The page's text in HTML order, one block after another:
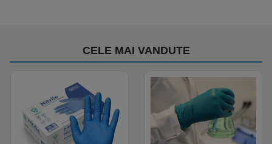
CELE MAI VANDUTE